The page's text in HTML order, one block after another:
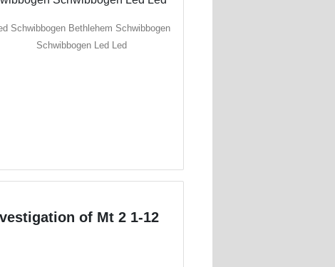
Schwibbogen Bethlehem Schwibbogen
Schwibbogen Led Led
of Mt 2 1-12